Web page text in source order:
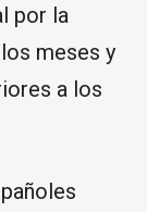
por la
meses y
a los